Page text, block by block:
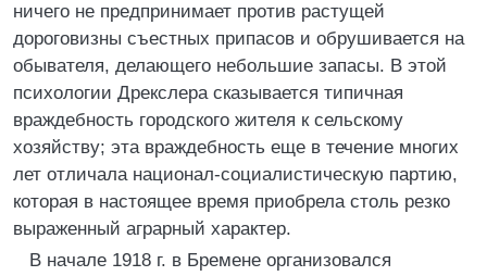
ничего не предпринимает против растущей
дороговизны съестных припасов и обрушивается на
обывателя, делающего небольшие запасы. В этой
психологии Дрекслера сказывается типичная
враждебность городского жителя к сельскому
хозяйству; эта враждебность еще в течение многих
лет отличала национал-социалистическую партию,
которая в настоящее время приобрела столь резко
выраженный аграрный характер.
В начале 1918 г. в Бремене организовался